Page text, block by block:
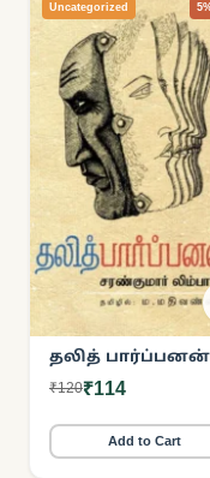
Uncategorized
தலித் பார்ப்பனன்
₹120₹114
Add to Cart